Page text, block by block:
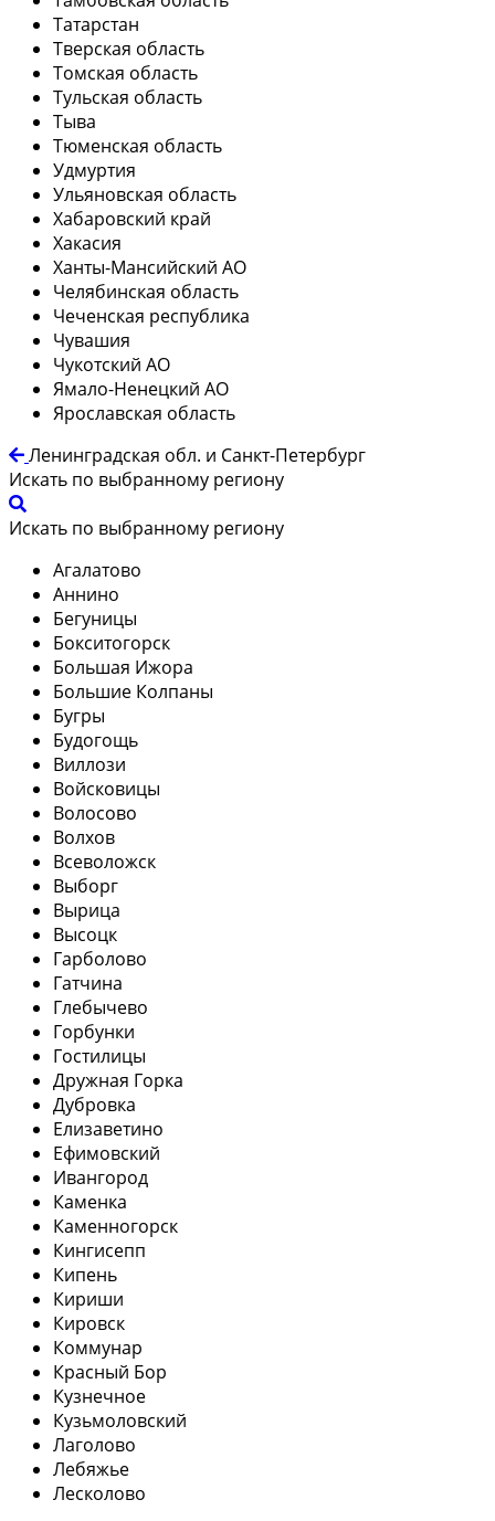
Татарстан
Тверская область
Томская область
Тульская область
Тыва
Тюменская область
Удмуртия
Ульяновская область
Хабаровский край
Хакасия
Ханты-Мансийский АО
Челябинская область
Чеченская республика
Чувашия
Чукотский АО
Ямало-Ненецкий АО
Ярославская область
Ленинградская обл. и Санкт-Петербург
Искать по выбранному региону
Искать по выбранному региону
Агалатово
Аннино
Бегуницы
Бокситогорск
Большая Ижора
Большие Колпаны
Бугры
Будогощь
Виллози
Войсковицы
Волосово
Волхов
Всеволожск
Выборг
Вырица
Высоцк
Гарболово
Гатчина
Глебычево
Горбунки
Гостилицы
Дружная Горка
Дубровка
Елизаветино
Ефимовский
Ивангород
Каменка
Каменногорск
Кингисепп
Кипень
Кириши
Кировск
Коммунар
Красный Бор
Кузнечное
Кузьмоловский
Лаголово
Лебяжье
Лесколово